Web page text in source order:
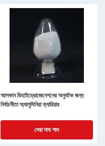
আলকান ডিহাইড্রোজেনেশনের অনুঘটক জন্য
নির্বাচনীতা অ্যালুমিনিয়া ক্যারিয়ার
সেরা দাম পান